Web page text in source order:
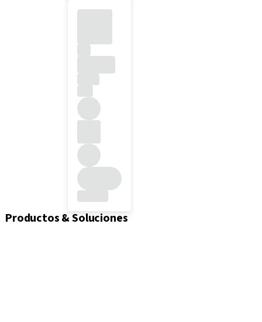
Productos & Soluciones